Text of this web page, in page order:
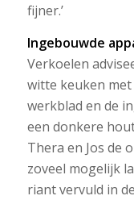
fijner.’
Ingebouwde
Verkoelen
witte keuken
werkblad en de
een donkere
Thera en Jos de
zoveel mogelijk
riant vervuld in